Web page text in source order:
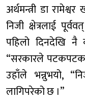
अर्थमन्त्री डा
निजी क्षेत्रलाई
पहिलो दिनदेखि नै
“सरकारले पटकपटक
उहाँले भन्नुभयो,
लागिपरेको छ ।”